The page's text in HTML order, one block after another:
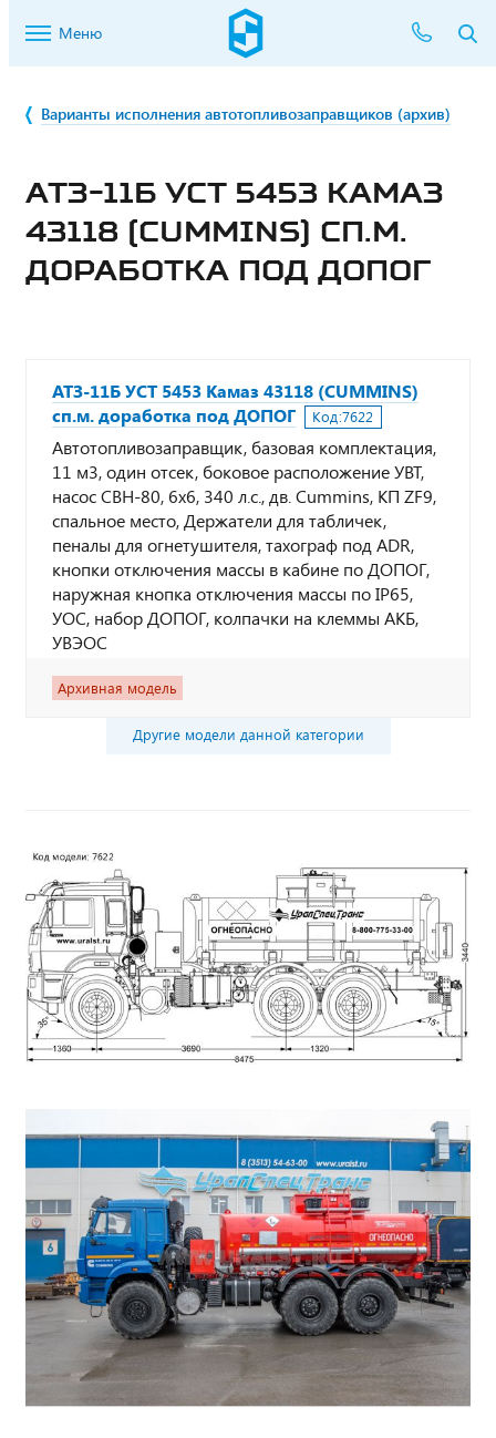
Меню
Варианты исполнения автотопливозаправщиков (архив)
АТЗ-11Б УСТ 5453 КАМАЗ
43118 (CUMMINS) СП.М.
ДОРАБОТКА ПОД ДОПОГ
АТЗ-11Б УСТ 5453 Камаз 43118 (CUMMINS)
сп.м. доработка под ДОПОГ
Код:7622
Автотопливозаправщик, базовая комплектация,
11 м3, один отсек, боковое расположение УВТ,
насос СВН-80, 6х6, 340 л.с., дв. Cummins, КП ZF9,
спальное место, Держатели для табличек,
пеналы для огнетушителя, тахограф под ADR,
кнопки отключения массы в кабине по ДОПОГ,
наружная кнопка отключения массы по IP65,
УОС, набор ДОПОГ, колпачки на клеммы АКБ,
УВЭОС
Архивная модель
Другие модели данной категории